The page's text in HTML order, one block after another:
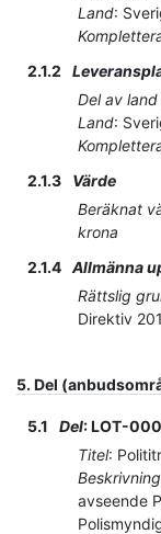
Land:
2.1.2
Del av land
Land:
2.1.3
Värde
Beräknat
krona
2.1.4 Allmänna
Rättslig
Direktiv
5. Del
5.1 Del:LOT-
Titel:
Beskrivning
avseende